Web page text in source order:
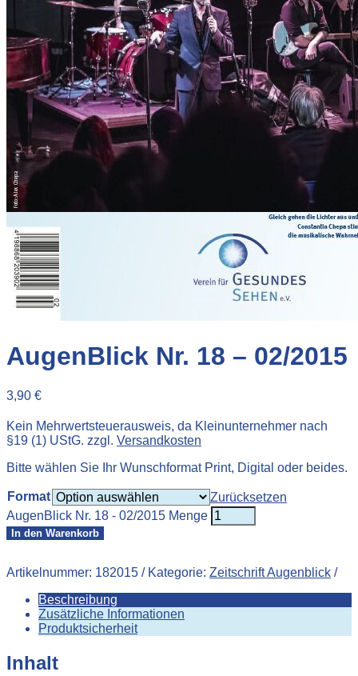
AugenBlick Nr. 18 – 02/2015
3,90 €
Kein Mehrwertsteuerausweis, da Kleinunternehmer nach
§19 (1) UStG. zzgl. Versandkosten
Bitte wählen Sie Ihr Wunschformat Print, Digital oder beides.
Format
Zurücksetzen
AugenBlick Nr. 18 - 02/2015 Menge
In den Warenkorb
Artikelnummer: 182015 Kategorie: Zeitschrift Augenblick
Beschreibung
Zusätzliche Informationen
Produktsicherheit
Inhalt